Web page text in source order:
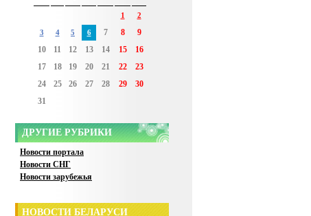
1 2
3 4 5 6 7 8
9
10
11 12 13 14 15
16
17
18 19 20 21 22
23
24
25 26 27 28 29
30
31
ДРУГИЕ РУБРИКИ
Новости портала
Новости СНГ
Новости зарубежья
НОВОСТИ БЕЛАРУСИ